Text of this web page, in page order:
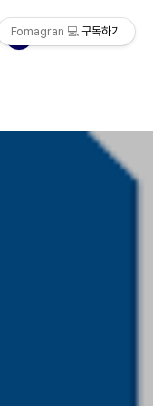
Fomagran 💻 구독하기